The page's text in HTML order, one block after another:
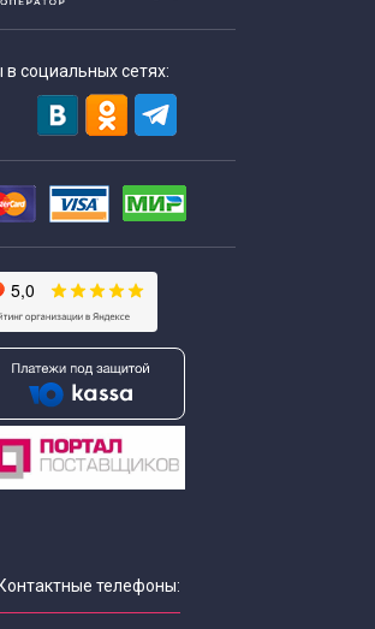
социальных сетях:
Контактные телефоны: